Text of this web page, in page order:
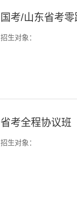
国考/山东省考零
招生对象：
省考全程协议班
招生对象：